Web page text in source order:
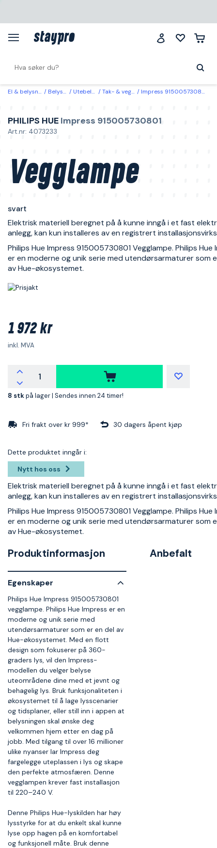
El & belysning Belysning Utebelysning Tak- & veggarmaturer Impress 915005730801 Philips Hue Vegglampe svart
PHILIPS HUE Impress 915005730801
Art.nr: 4073233
Vegglampe
svart
Elektrisk materiell beregnet på å kunne inngå i et fast
anlegg, kan kun installeres av en registrert
Philips Hue Impress 915005730801 Vegglampe. Philips Hue
er en moderne og unik serie med utendørsarmaturer som
av Hue-økosystemet.
1 972 kr
inkl. MVA
8 stkpå lager | Sendes innen 24 timer!
Fri frakt over kr 999* 30 dagers åpent kjøp
Dette produktet inngår i:
Nytt hos oss
Elektrisk materiell beregnet på å kunne inngå i et fast
anlegg, kan kun installeres av en registrert
Philips Hue Impress 915005730801 Vegglampe. Philips Hue
er en moderne og unik serie med utendørsarmaturer som
av Hue-økosystemet.
Produktinformasjon
Egenskaper
Philips Hue Impress 915005730801
vegglampe. Philips Hue Impress er en
moderne og unik serie med
utendørsarmaturer som er en del av
Hue-økosystemet. Med en flott
design som fokuserer på 360-
graders lys, vil den Impress-
modellen du velger belyse
uteområdene dine med et jevnt og
behagelig lys. Bruk funksjonaliteten i
økosystemet til å lage lysscenarier
og tidsplaner, eller still inn i appen at
belysningen skal ønske deg
velkommen hjem etter en dag på
jobb. Med tilgang til over 16 millioner
ulike nyanser lar Impress deg
fargelegge uteplassen i lys og skape
den perfekte atmosfæren. Denne
vegglampen krever fast installasjon
til 220–240 V.
Denne Philips Hue-lyskilden har høy
lysstyrke for at du enkelt skal kunne
lyse opp hagen på en komfortabel
og funksjonell måte. Bruk denne
Anbefalt